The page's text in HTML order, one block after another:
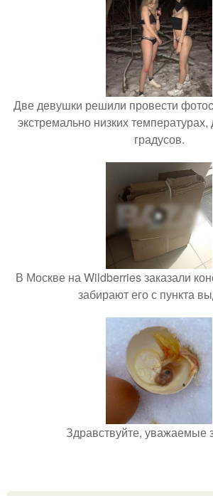
Две девушки решили провести
экстремально низких
градусов.
В Москве на Wildberries заказали
забирают его с пункта
Здравствуйте, уважаемые